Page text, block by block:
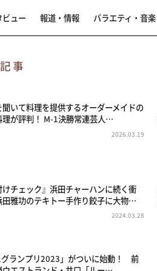
ビュー 報道・情報 バラエティ・音楽
事
聞いて料理を提供するオーダーメイドの
理が評判！ M-1決勝常連芸人…
2026.03.19
けチェック』浜田チャーハンに続く衝
雅功のテキトー手作り餃子に大物…
2024.03.28
グランプリ2023」がついに始動！ 前